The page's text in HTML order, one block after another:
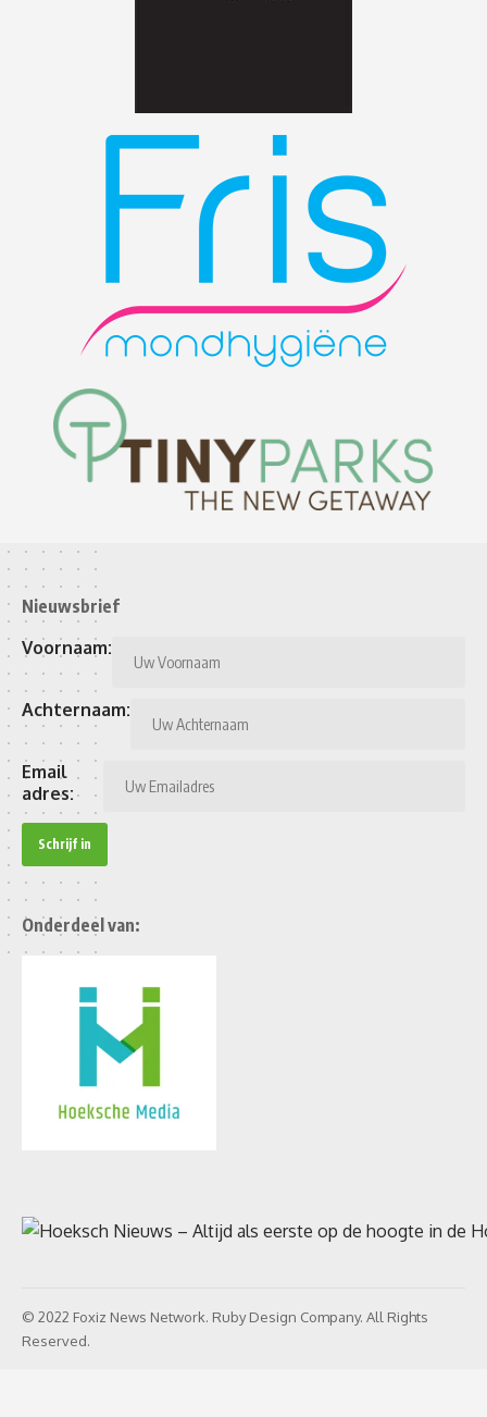
Nieuwsbrief
Voornaam:
Achternaam:
Email
adres:
Onderdeel van:
© 2022 Foxiz News Network. Ruby Design Company. All Rights
Reserved.